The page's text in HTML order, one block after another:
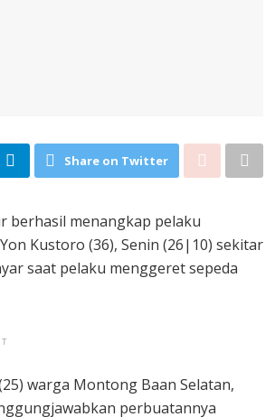
Share on Twitter
berhasil menangkap pelaku
Kustoro (36), Senin (26|10) sekitar
saat pelaku menggeret sepeda
warga Montong Baan Selatan,
perbuatannya